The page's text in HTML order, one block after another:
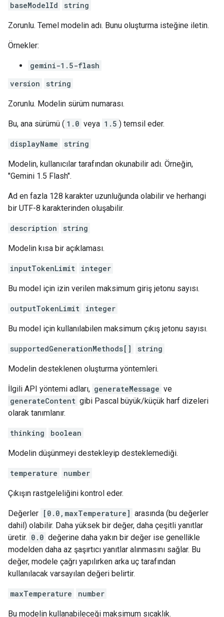
baseModelId
string
Zorunlu. Temel modelin adı. Bunu oluşturma isteğine iletin.
Örnekler:
gemini-1.5-flash
version
string
Zorunlu. Modelin sürüm numarası.
Bu, ana sürümü ( 1.0 veya 1.5 ) temsil eder.
displayName string
Modelin, kullanıcılar tarafından okunabilir adı. Örneğin,
"Gemini 1.5 Flash".
Ad en fazla 128 karakter uzunluğunda olabilir ve herhangi
bir UTF-8 karakterinden oluşabilir.
description string
Modelin kısa bir açıklaması.
inputTokenLimit integer
Bu model için izin verilen maksimum giriş jetonu sayısı.
outputTokenLimit integer
Bu model için kullanılabilen maksimum çıkış jetonu sayısı.
supportedGenerationMethods[] string
Modelin desteklenen oluşturma yöntemleri.
İlgili API yöntemi adları, generateMessage ve
generateContent gibi Pascal büyük/küçük harf dizeleri
olarak tanımlanır.
thinking boolean
Modelin düşünmeyi destekleyip desteklemediği.
temperature number
Çıkışın rastgeleliğini kontrol eder.
Değerler [0.0,maxTemperature] arasında (bu değerler
dahil) olabilir. Daha yüksek bir değer, daha çeşitli yanıtlar
üretir. 0.0 değerine daha yakın bir değer ise genellikle
modelden daha az şaşırtıcı yanıtlar alınmasını sağlar. Bu
değer, modele çağrı yapılırken arka uç tarafından
kullanılacak varsayılan değeri belirtir.
maxTemperature number
Bu modelin kullanabileceği maksimum sıcaklık.